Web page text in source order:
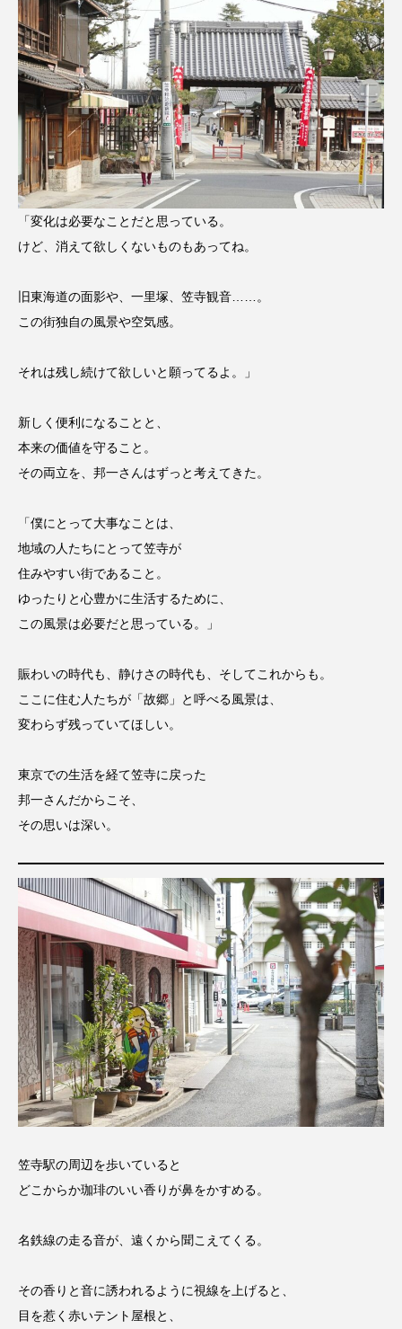
「変化は必要なことだと思っている。
けど、消えて欲しくないものもあってね。
旧東海道の面影や、一里塚、笠寺観音……。
この街独自の風景や空気感。
それは残し続けて欲しいと願ってるよ。」
新しく便利になることと、
本来の価値を守ること。
その両立を、邦一さんはずっと考えてきた。
「僕にとって大事なことは、
地域の人たちにとって笠寺が
住みやすい街であること。
ゆったりと心豊かに生活するために、
この風景は必要だと思っている。」
賑わいの時代も、静けさの時代も、そしてこれからも。
ここに住む人たちが「故郷」と呼べる風景は、
変わらず残っていてほしい。
東京での生活を経て笠寺に戻った
邦一さんだからこそ、
その思いは深い。
笠寺駅の周辺を歩いていると
どこからか珈琲のいい香りが鼻をかすめる。
名鉄線の走る音が、遠くから聞こえてくる。
その香りと音に誘われるように視線を上げると、
目を惹く赤いテント屋根と、